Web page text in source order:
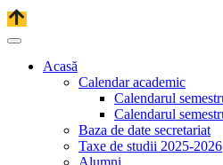
Acasă
Calendar academic
Calendarul
Calendarul
Baza de date secretariat
Taxe de studii 2025-2026
Alumni